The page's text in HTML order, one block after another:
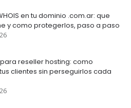
en tu dominio .com.ar: que
y como protegerlos, paso a paso
reseller hosting: como
clientes sin perseguirlos cada